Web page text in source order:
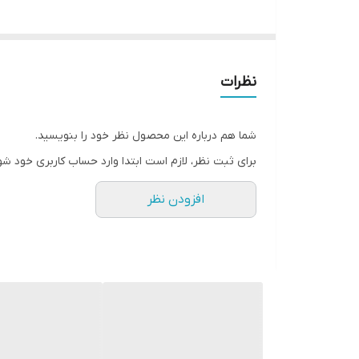
نظرات
شما هم درباره این محصول نظر خود را بنویسید.
برای ثبت نظر، لازم است ابتدا وارد حساب کاربری خود
افزودن نظر